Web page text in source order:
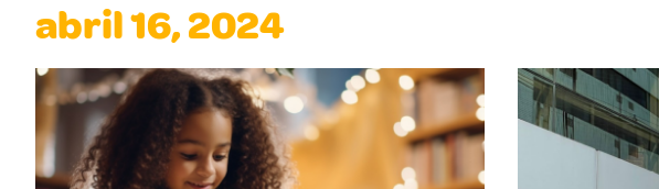
abril 16, 2024